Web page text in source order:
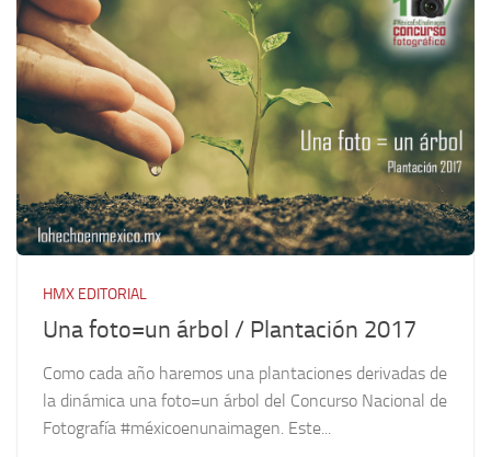
HMX EDITORIAL
Una foto=un árbol / Plantación 2017
Como cada año haremos una plantaciones derivadas de
la dinámica una foto=un árbol del Concurso Nacional de
Fotografía #méxicoenunaimagen. Este...